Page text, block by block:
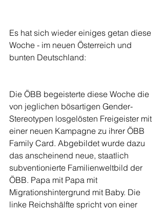
Es hat sich wieder einiges getan diese
Woche - im neuen Österreich und
bunten Deutschland:
Die ÖBB begeisterte diese Woche die
von jeglichen bösartigen Gender-
Stereotypen losgelösten Freigeister mit
einer neuen Kampagne zu ihrer ÖBB
Family Card. Abgebildet wurde dazu
das anscheinend neue, staatlich
subventionierte Familienweltbild der
ÖBB. Papa mit Papa mit
Migrationshintergrund mit Baby. Die
linke Reichshälfte spricht von einer